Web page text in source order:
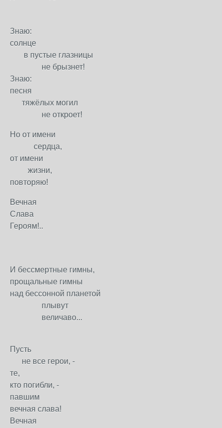
Знаю:
солнце
в пустые глазницы
не брызнет!
Знаю:
песня
тяжёлых могил
не откроет!
Но от имени
сердца,
от имени
жизни,
повторяю!
Вечная
Слава
Героям!..
И бессмертные гимны,
прощальные гимны
над бессонной планетой
плывут
величаво...
Пусть
не все герои, -
те,
кто погибли, -
павшим
вечная слава!
Вечная